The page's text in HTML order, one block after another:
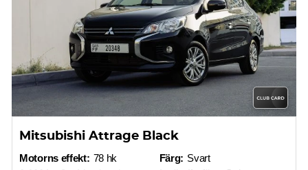
Mitsubishi Attrage Black
Motorns effekt: 78 hk
Färg: Svart